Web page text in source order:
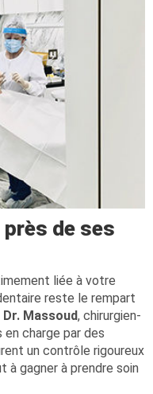
près de ses
liée à votre
reste le rempart
Dr. Massoud, chirurgien-
charge par des
un contrôle rigoureux
gagner à prendre soin